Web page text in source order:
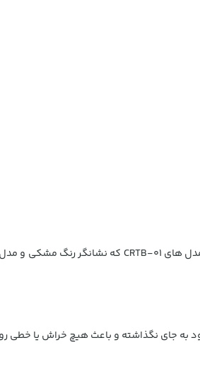
خود به جای نگذاشته و باعث هیچ خراش یا خطی